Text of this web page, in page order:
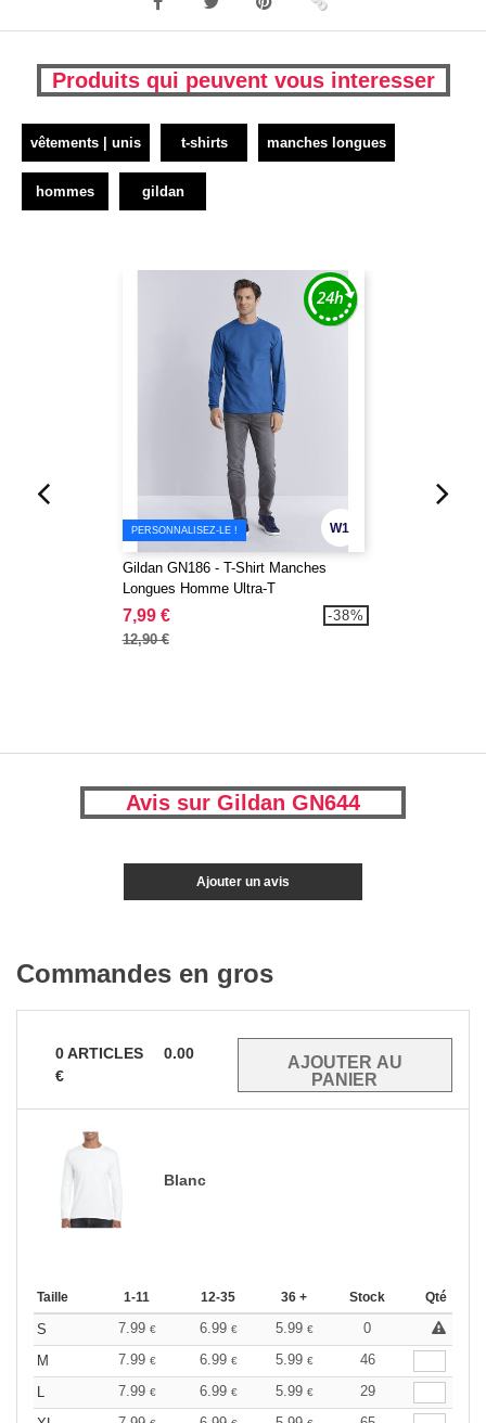
Produits qui peuvent vous interesser
vêtements | unis t-shirts manches longues
hommes gildan
W1
PERSONNALISEZ-LE !
Gildan GN186 - T-Shirt Manches
Longues Homme Ultra-T
7,99 €
12,90 €
-38%
Avis sur Gildan GN644
Ajouter un avis
Commandes en gros
0ARTICLES
0.00
€
Blanc
Taille 1-11 12-35 36 + Stock Qté
S 7.99 € 6.99 € 5.99 €
0
M
7.99 € 6.99 € 5.99 €
46
L
7.99 € 6.99 € 5.99 €
29